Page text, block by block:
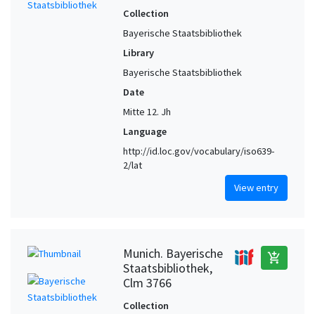
Collection
Bayerische Staatsbibliothek
Library
Bayerische Staatsbibliothek
Date
Mitte 12. Jh
Language
http://id.loc.gov/vocabulary/iso639-
2/lat
View entry
Munich. Bayerische
Staatsbibliothek,
Clm 3766
add_shopping_cart
Collection